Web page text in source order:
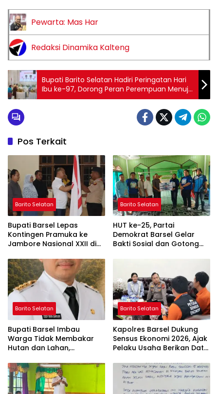
Pewarta: Mas Har
Redaksi Dinamika Kalteng
Bupati Barito Selatan Hadiri Peringatan Hari
Ibu ke-97, Dorong Peran Perempuan Menuju
Indonesia Emas 2045
Pos Terkait
Barito Selatan
Bupati Barsel Lepas
Kontingen Pramuka ke
Jambore Nasional XXII di
Barito Selatan
HUT ke-25, Partai
Demokrat Barsel Gelar
Bakti Sosial dan Gotong
Barito Selatan
Bupati Barsel Imbau
Warga Tidak Membakar
Hutan dan Lahan,
Bebas Kabut Asap
Barito Selatan
Kapolres Barsel Dukung
Sensus Ekonomi 2026, Ajak
Pelaku Usaha Berikan Data